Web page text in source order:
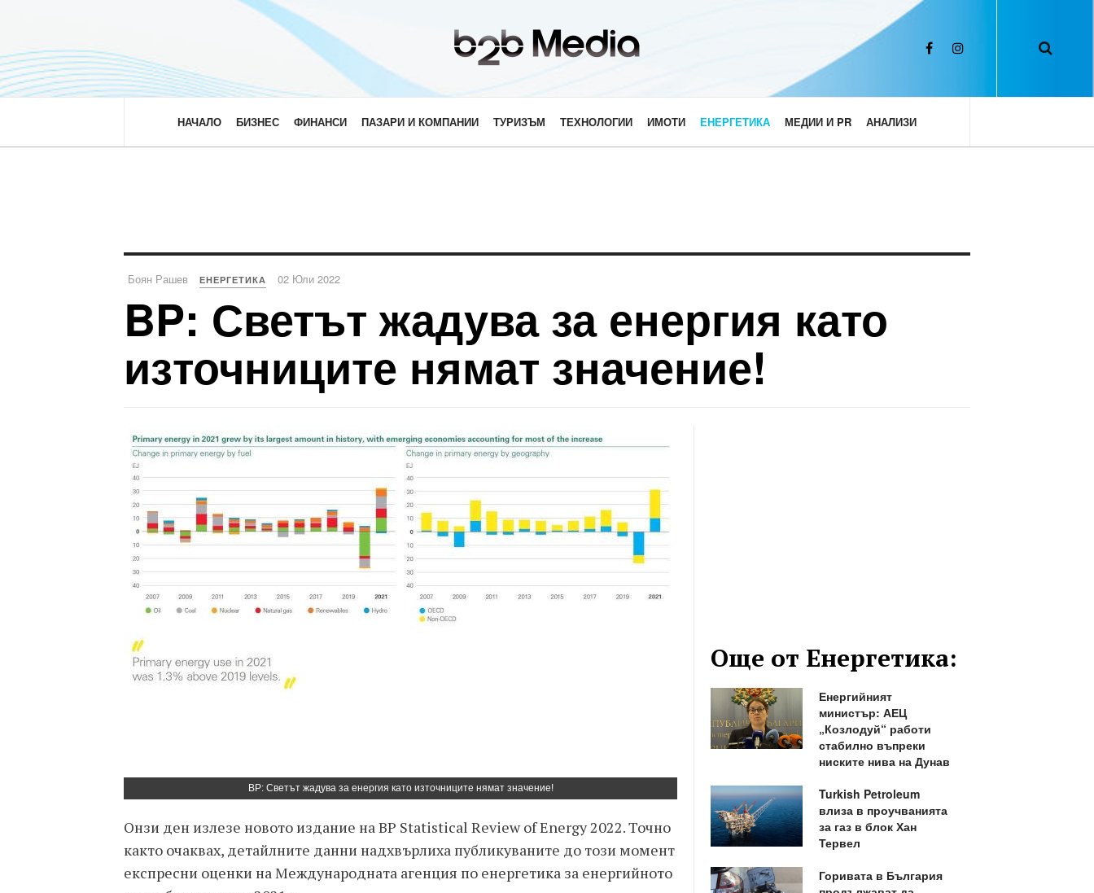
НАЧАЛО БИЗНЕС ФИНАНСИ ПАЗАРИ И КОМПАНИИ ТУРИЗЪМ ТЕХНОЛОГИИ ИМОТИ ЕНЕРГЕТИКА МЕДИИ И PR АНАЛИЗИ
Боян Рашев ЕНЕРГЕТИКА 02 Юли 2022
BP: Светът жадува за енергия като
източниците нямат значение!
BP: Светът жадува за енергия като източниците нямат значение!
Онзи ден излезе новото издание на BP Statistical Review of Energy 2022. Точно
както очаквах, детайлните данни надхвърлиха публикуваните до този момент
експресни оценки на Международната агенция по енергетика за енергийното
Още от Енергетика:
Енергийният
министър: АЕЦ
„Козлодуй“ работи
стабилно въпреки
ниските нива на Дунав
Turkish Petroleum
влиза в проучванията
за газ в блок Хан
Тервел
Горивата в България